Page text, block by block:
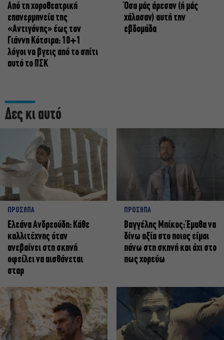
Από τη χοροθεατρική
επανερμηνεία της
«Αντιγόνης» έως τον
Γιάννη Κότσιρα: 10+1
λόγοι να βγεις από το σπίτι
αυτό το ΠΣΚ
Όσα μάς άρεσαν (ή μάς
χάλασαν) αυτή την
εβδομάδα
Δες κι αυτό
ΠΡΟΣΩΠΑ
Ελεάνα Ανδρεούδη: Κάθε
καλλιτέχνης όταν
ανεβαίνει στη σκηνή
οφείλει να αισθάνεται
σταρ
ΠΡΟΣΩΠΑ
Βαγγέλης Μπίκος: Έμαθα να
δίνω αξία στο ποιος είμαι
πάνω στη σκηνή και όχι στο
πως χορεύω